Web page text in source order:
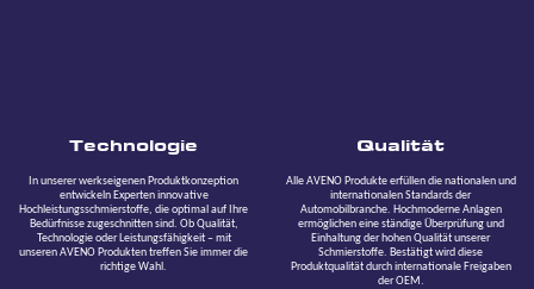
Technologie
In unserer werkseigenen Produktkonzeption
entwickeln Experten innovative
Hochleistungsschmierstoffe, die optimal auf Ihre
Bedürfnisse zugeschnitten sind. Ob Qualität,
Technologie oder Leistungsfähigkeit – mit
unseren AVENO Produkten treffen Sie immer die
richtige Wahl.
Qualität
Alle AVENO Produkte erfüllen die nationalen und
internationalen Standards der
Automobilbranche. Hochmoderne Anlagen
ermöglichen eine ständige Überprüfung und
Einhaltung der hohen Qualität unserer
Schmierstoffe. Bestätigt wird diese
Produktqualität durch internationale Freigaben
der OEM.